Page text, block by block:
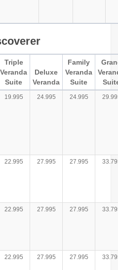
Triple
Veranda
Suite
Deluxe
Veranda
Family
Veranda
Suite
19.995 24.995 24.995
22.995 27.995 27.995
22.995 27.995 27.995
22.995 27.995 27.995